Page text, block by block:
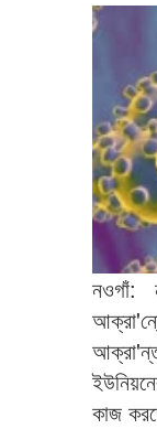
নওগাঁ:
কাজ